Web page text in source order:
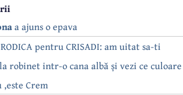
a ajuns o epava
RODICA pentru CRISADI: am uitat sa-ti
robinet intr-o cana albă și vezi ce culoare
Crem